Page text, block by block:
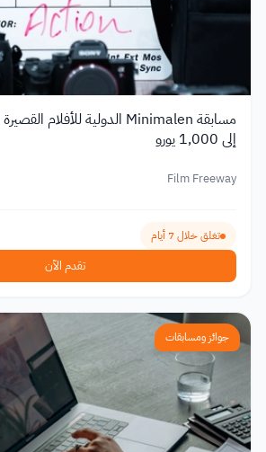
إلى 1,000 يورو
Film Freeway
تغلق خلال 7 أيام
تقدم الآن
جوائز ومسابقات